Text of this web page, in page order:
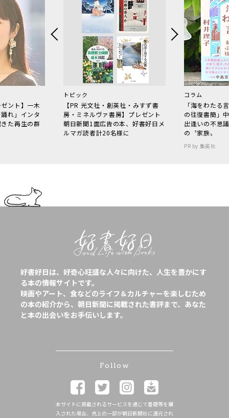
ント】一木
れ」インタ
た再生の群
トピック
【PR 光文社・創英社・みすず書
房・ミネルヴァ書房】プレゼント
朝日新聞1面広告の本、好書好日メ
ルマガ読者計20名様に
コラム
「海をわた
の往復書簡」
出逢いの不思
の〝家族〟
PR by 集英社
好書好日は、好奇心旺盛な人々に向けた、人生を豊かにす
る本の情報サイトです。
映画やアート、食などのライフ＆カルチャーを楽しむため
の本の紹介から、朝日新聞に掲載された書評まで、あなた
と本の出会いをお手伝いします。
Follow
本サイトに掲載されるサービスを通じて書籍等を購
入された場合、売上の一部が朝日新聞社に還元され